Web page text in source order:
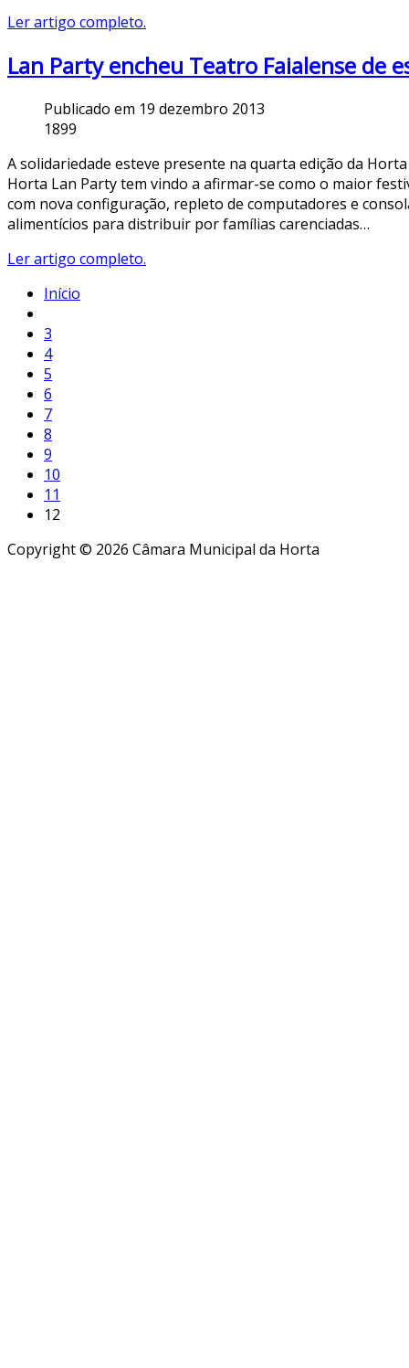
Ler artigo completo.
Lan Party encheu Teatro Faialense de
Publicado em 19 dezembro 2013
1899
A solidariedade esteve presente na quarta edição da
Horta Lan Party tem vindo a afirmar-se como o maior
com nova configuração, repleto de computadores e
alimentícios para distribuir por famílias carenciadas…
Ler artigo completo.
Início
3
4
5
6
7
8
9
10
11
12
Copyright © 2026 Câmara Municipal da Horta